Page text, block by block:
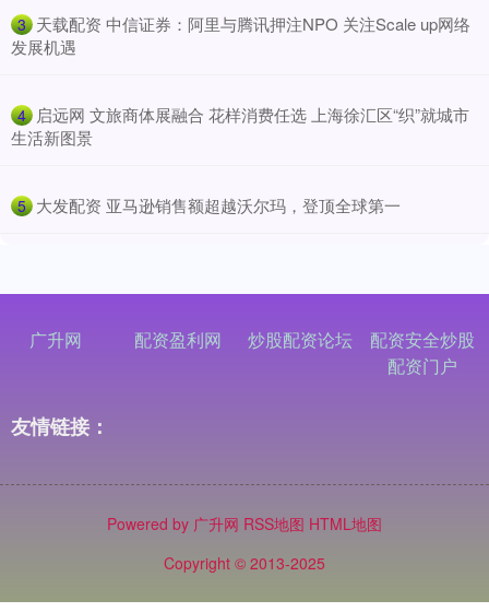
3 ​天载配资 中信证券：阿里与腾讯押注NPO 关注Scale up网络
发展机遇
4 ​启远网 文旅商体展融合 花样消费任选 上海徐汇区“织”就城市
生活新图景
5 ​大发配资 亚马逊销售额超越沃尔玛，登顶全球第一
广升网 配资盈利网 炒股配资论坛
配资安全炒股
配资门户
友情链接：
Powered by 广升网 RSS地图 HTML地图
Copyright © 2013-2025